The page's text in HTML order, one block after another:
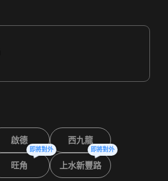
啟德 西九龍
旺角
即將對外
上水新豐路
即將對外